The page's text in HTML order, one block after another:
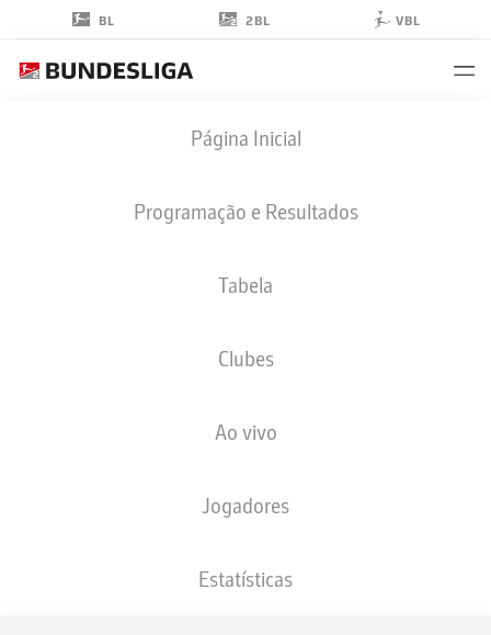
BL 2BL VBL
Página Inicial
Programação e Resultados
Tabela
Clubes
Ao vivo
Jogadores
Estatísticas